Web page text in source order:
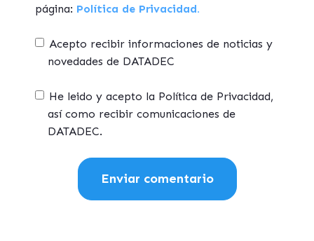
página: Política de Privacidad.
Acepto recibir informaciones de noticias y
novedades de DATADEC
He leido y acepto la Política de Privacidad,
así como recibir comunicaciones de
DATADEC.